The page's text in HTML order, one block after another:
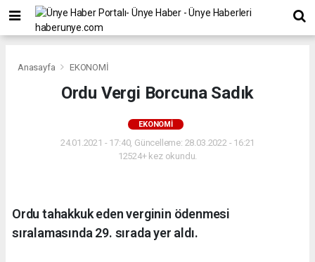
Anasayfa EKONOMİ
Ordu Vergi Borcuna Sadık
EKONOMİ
24.01.2021 - 17:40, Güncelleme: 28.03.2022 - 16:21
12524+ kez okundu.
Ordu tahakkuk eden verginin ödenmesi
sıralamasında 29. sırada yer aldı.